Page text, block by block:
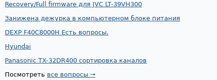
Recovery/Full firmware для JVC LT-39VH300
Занижена дежурка в компьютерном блоке питания
DEXP F40C8000H Есть вопросы.
Hyundai
Panasonic TX-32DR400 сортировка каналов
Посмотреть все вопросы →